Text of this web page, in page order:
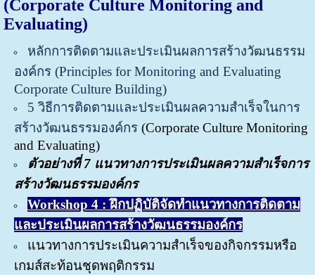
(Corporate Culture Monitoring and
Evaluating)
หลักการติดตามและประเมินผลการสร้างวัฒนธรรม
องค์กร (Principles for Monitoring and Evaluating
Corporate Culture Building)
5 วิธีการติดตามและประเมินผลความสำเร็จในการ
สร้างวัฒนธรรมองค์กร (Corporate Culture Monitoring
and Evaluating)
ตัวอย่างที่ 7 แนวทางการประเมินผลความสำเร็จการ
สร้างวัฒนธรรมองค์กร
Workshop 4 : ฝึกปฏิบัติจัดทำแนวทางการติดตาม
และประเมินผลการสร้างวัฒนธรรมองค์กร
แนวทางการประเมินความสำเร็จของกิจกรรมหรือ
เกมส์สะท้อนชุดพฤติกรรม